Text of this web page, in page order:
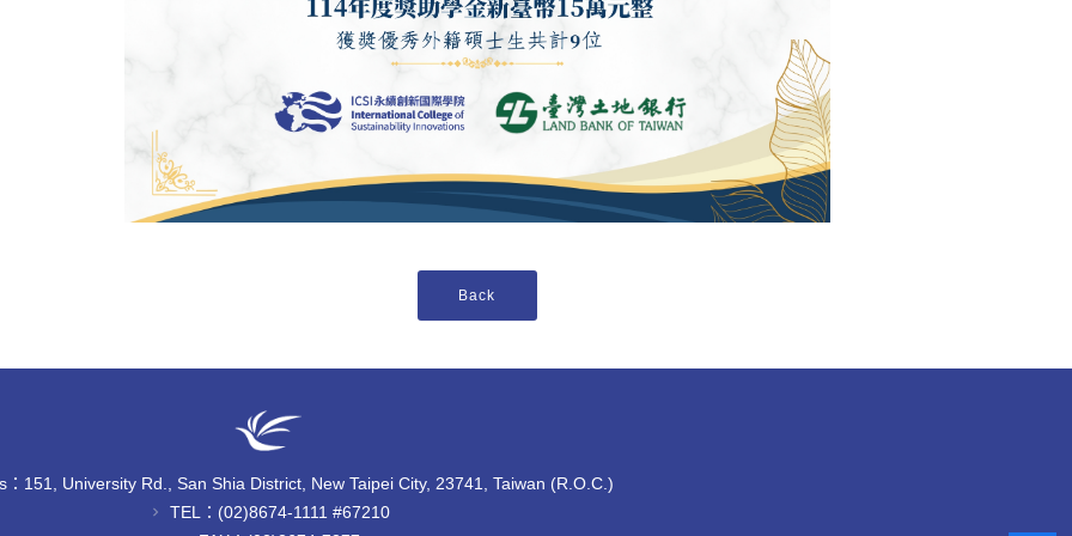
：151, University Rd., San Shia District, New Taipei City, 23741, Taiwan (R.O.C.)
chevron_right TEL：(02)8674-1111 #67210